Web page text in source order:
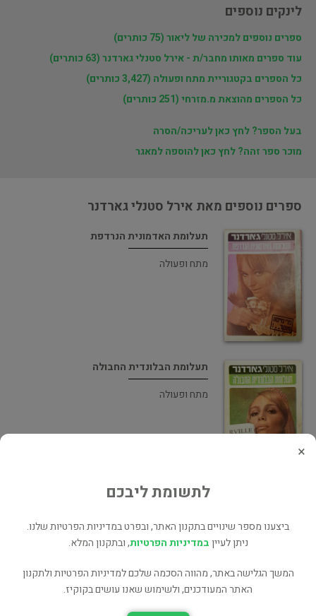
לינקים נוספים
ספרים נוספים למכירה של ליאור (75 כותרים)
עוד ספרים מאותו מחבר/ת - אירל סטנלי גארדנר (63 כותרים)
כל הספרים בקטגוריית מתח ופעולה (3,427 כותרים)
כל הספרים מהוצאת מ.מזרחי (251 כותרים)
בעל הספר? לחץ כאן לעריכה/הסרה
מוכר ספר זהה? לחץ כאן להוספה למאגר
ספרים נוספים מאת אירל סטנלי גארדנר
תעלומת האדמונית הנרדפת
מתח ופעולה
תעלומת הבלונדית החבולה
מתח ופעולה
פרי מייסון חוקר תעלומת עיני הזכוכית
אימה ומתח
×
לתשומת ליבכם
ביצענו מספר שינויים בתקנון האתר, ובפרט במדיניות הפרטיות שלנו.
ניתן לעייןבמדיניות הפרטיות, ובתקנון המלא.
המשך הגלישה באתר, מהווה הסכמה שלכם למדיניות הפרטיות ולתקנון
האתר המעודכנים, ולשימוש שאנו עושים בקוקיז.